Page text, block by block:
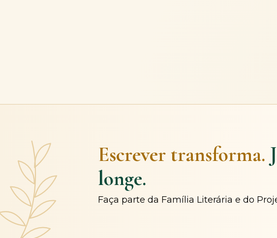
Escrever transforma.
longe.
Faça parte da Família Literária e do